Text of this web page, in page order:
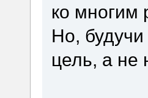
ко многим
Но,
цель, а не